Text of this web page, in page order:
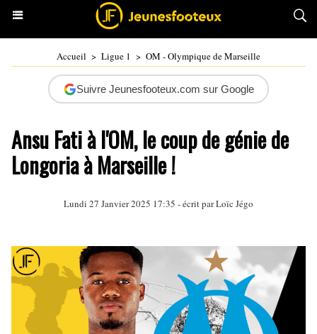
Accueil > Ligue 1 > OM - Olympique de Marseille
Suivre Jeunesfooteux.com sur Google
Ansu Fati à l'OM, le coup de génie de
Longoria à Marseille !
Lundi 27 Janvier 2025 17:35 - écrit parLoïc Jégo